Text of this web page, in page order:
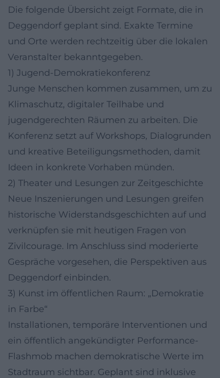
Die folgende Übersicht zeigt Formate, die in
Deggendorf geplant sind. Exakte Termine
und Orte werden rechtzeitig über die lokalen
Veranstalter bekanntgegeben.
1) Jugend-Demokratiekonferenz
Junge Menschen kommen zusammen, um zu
Klimaschutz, digitaler Teilhabe und
jugendgerechten Räumen zu arbeiten. Die
Konferenz setzt auf Workshops, Dialogrunden
und kreative Beteiligungsmethoden, damit
Ideen in konkrete Vorhaben münden.
2) Theater und Lesungen zur Zeitgeschichte
Neue Inszenierungen und Lesungen greifen
historische Widerstandsgeschichten auf und
verknüpfen sie mit heutigen Fragen von
Zivilcourage. Im Anschluss sind moderierte
Gespräche vorgesehen, die Perspektiven aus
Deggendorf einbinden.
3) Kunst im öffentlichen Raum: „Demokratie
in Farbe“
Installationen, temporäre Interventionen und
ein öffentlich angekündigter Performance-
Flashmob machen demokratische Werte im
Stadtraum sichtbar. Geplant sind inklusive